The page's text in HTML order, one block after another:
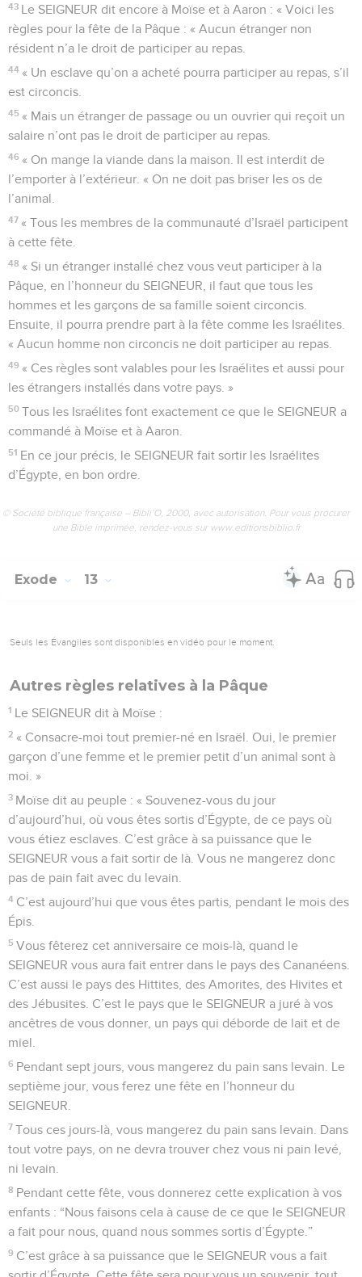
43 Le SEIGNEUR dit encore à Moïse et à Aaron : « Voici les
règles pour la fête de la Pâque : « Aucun étranger non
résident n’a le droit de participer au repas.
44 « Un esclave qu’on a acheté pourra participer au repas, s’il
est circoncis.
45 « Mais un étranger de passage ou un ouvrier qui reçoit un
salaire n’ont pas le droit de participer au repas.
46 « On mange la viande dans la maison. Il est interdit de
l’emporter à l’extérieur. « On ne doit pas briser les os de
l’animal.
47 « Tous les membres de la communauté d’Israël participent
à cette fête.
48 « Si un étranger installé chez vous veut participer à la
Pâque, en l’honneur du SEIGNEUR, il faut que tous les
hommes et les garçons de sa famille soient circoncis.
Ensuite, il pourra prendre part à la fête comme les Israélites.
« Aucun homme non circoncis ne doit participer au repas.
49 « Ces règles sont valables pour les Israélites et aussi pour
les étrangers installés dans votre pays. »
50 Tous les Israélites font exactement ce que le SEIGNEUR a
commandé à Moïse et à Aaron.
51 En ce jour précis, le SEIGNEUR fait sortir les Israélites
d’Égypte, en bon ordre.
© Société biblique française – Bibli’O, 2000, avec autorisation. Pour vous procurer
une Bible imprimée, rendez-vous sur www.editionsbiblio.fr
Exode 13
Seuls les Évangiles sont disponibles en vidéo pour le moment.
Autres règles relatives à la Pâque
1 Le SEIGNEUR dit à Moïse :
2 « Consacre-moi tout premier-né en Israël. Oui, le premier
garçon d’une femme et le premier petit d’un animal sont à
moi. »
3 Moïse dit au peuple : « Souvenez-vous du jour
d’aujourd’hui, où vous êtes sortis d’Égypte, de ce pays où
vous étiez esclaves. C’est grâce à sa puissance que le
SEIGNEUR vous a fait sortir de là. Vous ne mangerez donc
pas de pain fait avec du levain.
4 C’est aujourd’hui que vous êtes partis, pendant le mois des
Épis.
5 Vous fêterez cet anniversaire ce mois-là, quand le
SEIGNEUR vous aura fait entrer dans le pays des Cananéens.
C’est aussi le pays des Hittites, des Amorites, des Hivites et
des Jébusites. C’est le pays que le SEIGNEUR a juré à vos
ancêtres de vous donner, un pays qui déborde de lait et de
miel.
6 Pendant sept jours, vous mangerez du pain sans levain. Le
septième jour, vous ferez une fête en l’honneur du
SEIGNEUR.
7 Tous ces jours-là, vous mangerez du pain sans levain. Dans
tout votre pays, on ne devra trouver chez vous ni pain levé,
ni levain.
8 Pendant cette fête, vous donnerez cette explication à vos
enfants : “Nous faisons cela à cause de ce que le SEIGNEUR
a fait pour nous, quand nous sommes sortis d’Égypte.”
9 C’est grâce à sa puissance que le SEIGNEUR vous a fait